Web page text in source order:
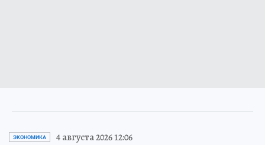
ЭКОНОМИКА 4 августа 2026 12:06